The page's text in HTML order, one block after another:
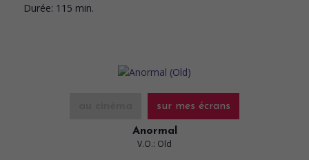
Durée: 115 min.
sur mes écrans
Anormal
V.O.: Old